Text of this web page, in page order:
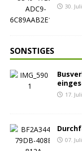
30.
SONSTIGES
17.
07.